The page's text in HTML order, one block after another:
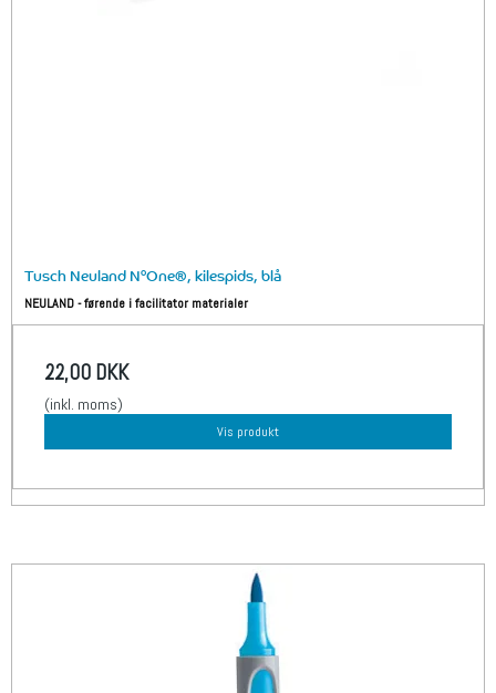
Tusch Neuland N°One®, kilespids, blå
NEULAND - førende i facilitator materialer
22,00 DKK
(inkl. moms)
Vis produkt